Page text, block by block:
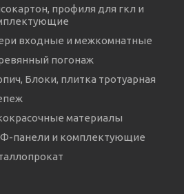
профиля для гкл и
входные и межкомнатные
погонаж
Блоки, плитка тротуарная
материалы
панели и комплектующие